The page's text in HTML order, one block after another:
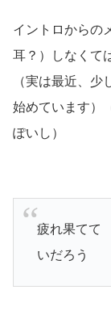
イントロからの
耳？）
しなく
（実は最近、
始めています）
ぽいし）
疲れ果て
いだろう